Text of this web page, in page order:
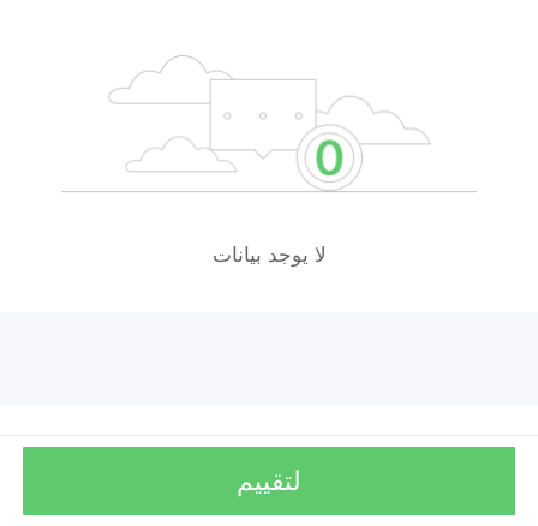
لا يوجد بيانات
لتقييم